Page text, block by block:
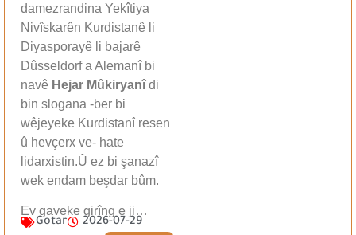
damezrandina Yekîtiya
Nivîskarên Kurdistanê li
Diyasporayê li bajarê
Dûsseldorf a Alemanî bi
navê Hejar Mûkiryanîdi
bin slogana -ber bi
wêjeyeke Kurdistanî resen
û hevçerx ve- hate
lidarxistin.Û ez bi şanazî
wek endam beşdar bûm.
Ev gaveke girîng e ji…
Gotar 2026-07-29